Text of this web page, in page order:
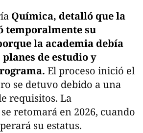
Química, detalló que la
temporalmente su
la academia debía
de estudio y
El proceso inició el
se detuvo debido a una
requisitos. La
retomará en 2026, cuando
su estatus.